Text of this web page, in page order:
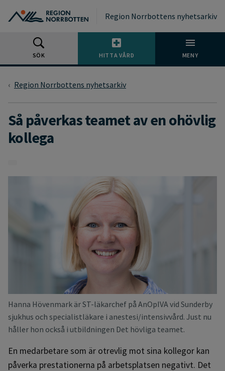
Region Norrbottens nyhetsarkiv
SÖK HITTA VÅRD MENY
Region Norrbottens nyhetsarkiv
Så påverkas teamet av en ohövlig
kollega
Hanna Hövenmark är ST-läkarchef på AnOpIVA vid Sunderby
sjukhus och specialistläkare i anestesi/intensivvård. Just nu
håller hon också i utbildningen Det hövliga teamet.
En medarbetare som är otrevlig mot sina kollegor kan
påverka prestationerna på arbetsplatsen negativt. Det